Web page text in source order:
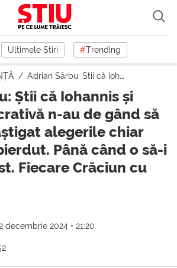
Ultimele Știri #Trending
Adrian Sârbu: Știi că Iohannis și noua Democrativă n-au de gând să plece. Au câștigat alegerile chiar dacă le-au pierdut. Până când o să-i scoți din post. Fiecare Crăciun cu Ignatul lui!
Știi că Iohannis și
n-au de gând să
alegerile chiar
Până când o să-i
Fiecare Crăciun cu
decembrie 2024 • 21:20